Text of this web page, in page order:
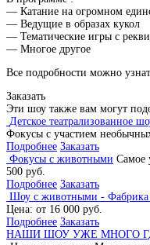
— Катание на огромном
— Ведущие в образах кукол
— Тематические игры с
— Многое другое
Все подробности можно
Заказать
Эти шоу также вам могут
Детское
Фокусы с участием
Подробнее Заказать
Фокусы с животными Самое
500 руб.
Подробнее Заказать
Шоу с животными - Фабрика
Цена: от 16 000 руб.
Подробнее Заказать
НАШИ ШОУ УЖЕ МНОГО